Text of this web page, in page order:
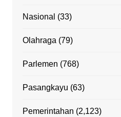
Nasional (33)
Olahraga (79)
Parlemen (768)
Pasangkayu (63)
Pemerintahan (2,123)